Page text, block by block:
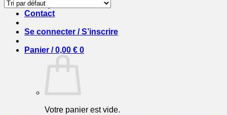
Boutique
Contact
Se connecter / S’inscrire
Panier /0,00 € 0
Votre panier est vide.